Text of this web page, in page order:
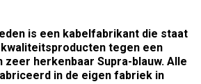
is een kabelfabrikant die staat
tegen een
herkenbaar Supra-blauw. Alle
in de eigen fabriek in